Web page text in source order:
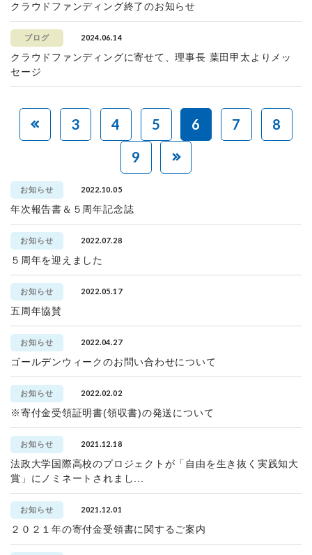
クラウドファンディング終了のお知らせ
ブログ 2024.06.14
クラウドファンディングに寄せて、理事長 葉田甲太よりメッ
セージ
3 4 5 6 7
8
9
お知らせ 2022.10.05
年次報告書＆５周年記念誌
お知らせ 2022.07.28
５周年を迎えました
お知らせ 2022.05.17
五周年協賛
お知らせ 2022.04.27
ゴールデンウィークのお問い合わせについて
お知らせ 2022.02.02
※寄付金受領証明書(領収書)の発送について
お知らせ 2021.12.18
法政大学国際高校のプロジェクトが「自由を生き抜く実践知大
賞」にノミネートされまし...
お知らせ 2021.12.01
２０２１年の寄付金受領書に関するご案内